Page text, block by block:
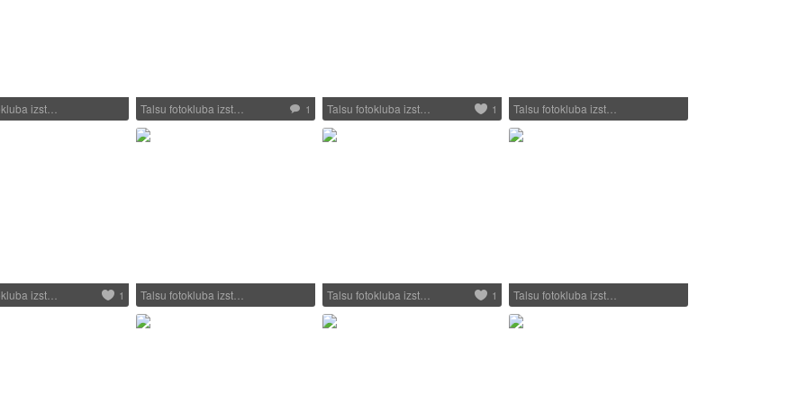
izst… Talsu fotokluba izst… 1 Talsu fotokluba izst… 1 Talsu fotokluba izst…
izst… 1 Talsu fotokluba izst… Talsu fotokluba izst… 1 Talsu fotokluba izst…